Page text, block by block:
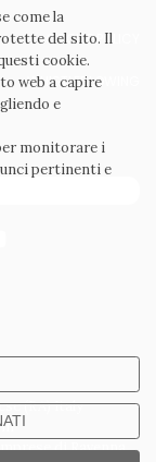
(RA) Italy
di Ravenna
COOKIE POLICY
WHISTLEBLOWING
come la
del sito. Il
cookie.
web a capire
e
monitorare i
pertinenti e